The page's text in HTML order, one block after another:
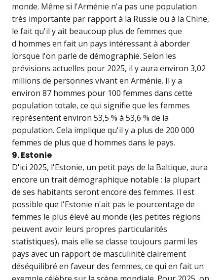
monde. Même si l'Arménie n'a pas une population
très importante par rapport à la Russie ou à la Chine,
le fait qu'il y ait beaucoup plus de femmes que
d'hommes en fait un pays intéressant à aborder
lorsque l'on parle de démographie. Selon les
prévisions actuelles pour 2025, il y aura environ 3,02
millions de personnes vivant en Arménie. Il y a
environ 87 hommes pour 100 femmes dans cette
population totale, ce qui signifie que les femmes
représentent environ 53,5 % à 53,6 % de la
population. Cela implique qu'il y a plus de 200 000
femmes de plus que d'hommes dans le pays.
9. Estonie
D'ici 2025, l'Estonie, un petit pays de la Baltique, aura
encore un trait démographique notable : la plupart
de ses habitants seront encore des femmes. Il est
possible que l'Estonie n'ait pas le pourcentage de
femmes le plus élevé au monde (les petites régions
peuvent avoir leurs propres particularités
statistiques), mais elle se classe toujours parmi les
pays avec un rapport de masculinité clairement
déséquilibré en faveur des femmes, ce qui en fait un